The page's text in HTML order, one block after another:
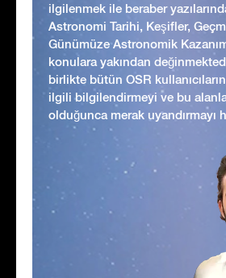
ilgilenmek ile beraber
Astronomi Tarihi, Keşifler,
Günümüze Astronomik
konulara yakından
birlikte bütün OSR
ilgili bilgilendirmeyi ve bu
olduğunca merak uyandırmayı